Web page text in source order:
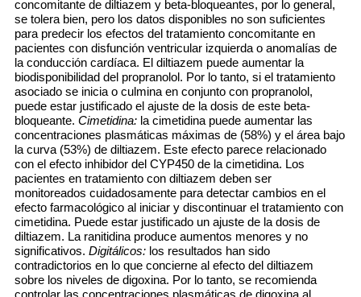
concomitante de diltiazem y beta-bloqueantes, por lo general,
se tolera bien, pero los datos disponibles no son suficientes
para predecir los efectos del tratamiento concomitante en
pacientes con disfunción ventricular izquierda o anomalías de
la conducción cardíaca. El diltiazem puede aumentar la
biodisponibilidad del propranolol. Por lo tanto, si el tratamiento
asociado se inicia o culmina en conjunto con propranolol,
puede estar justificado el ajuste de la dosis de este beta-
bloqueante. Cimetidina: la cimetidina puede aumentar las
concentraciones plasmáticas máximas de (58%) y el área bajo
la curva (53%) de diltiazem. Este efecto parece relacionado
con el efecto inhibidor del CYP450 de la cimetidina. Los
pacientes en tratamiento con diltiazem deben ser
monitoreados cuidadosamente para detectar cambios en el
efecto farmacológico al iniciar y discontinuar el tratamiento con
cimetidina. Puede estar justificado un ajuste de la dosis de
diltiazem. La ranitidina produce aumentos menores y no
significativos. Digitálicos: los resultados han sido
contradictorios en lo que concierne al efecto del diltiazem
sobre los niveles de digoxina. Por lo tanto, se recomienda
controlar las concentraciones plasmáticas de digoxina al